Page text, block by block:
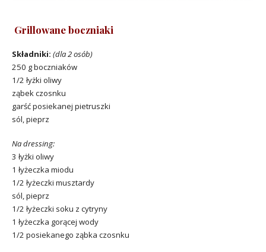
Grillowane boczniaki
Składniki: (dla 2 osób)
250 g boczniaków
1/2 łyżki oliwy
ząbek czosnku
garść posiekanej pietruszki
sól, pieprz
Na dressing:
3 łyżki oliwy
1 łyżeczka miodu
1/2 łyżeczki musztardy
sól, pieprz
1/2 łyżeczki soku z cytryny
1 łyżeczka gorącej wody
1/2 posiekanego ząbka czosnku